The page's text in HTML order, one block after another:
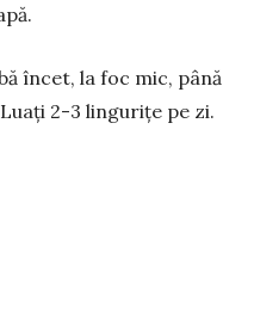
încet, la foc mic, până
2-3 lingurițe pe zi.